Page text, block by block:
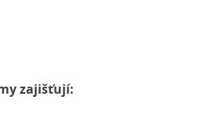
zajišťují: